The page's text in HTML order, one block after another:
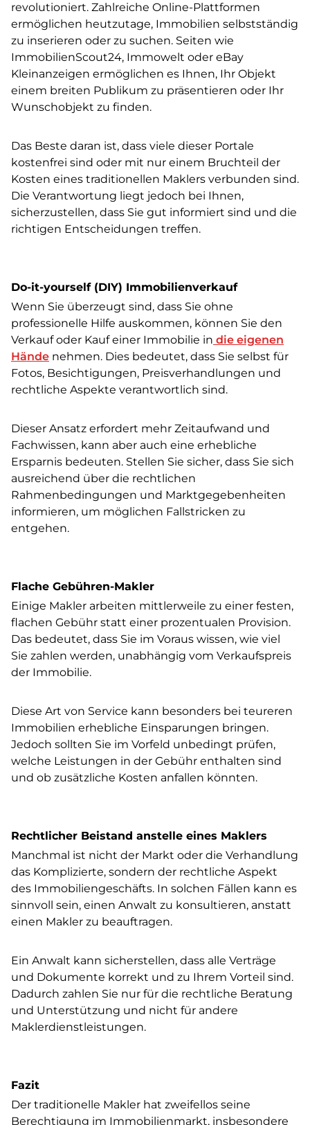
revolutioniert. Zahlreiche Online-Plattformen
ermöglichen heutzutage, Immobilien selbstständig
zu inserieren oder zu suchen. Seiten wie
ImmobilienScout24, Immowelt oder eBay
Kleinanzeigen ermöglichen es Ihnen, Ihr Objekt
einem breiten Publikum zu präsentieren oder Ihr
Wunschobjekt zu finden.
Das Beste daran ist, dass viele dieser Portale
kostenfrei sind oder mit nur einem Bruchteil der
Kosten eines traditionellen Maklers verbunden sind.
Die Verantwortung liegt jedoch bei Ihnen,
sicherzustellen, dass Sie gut informiert sind und die
richtigen Entscheidungen treffen.
Do-it-yourself (DIY) Immobilienverkauf
Wenn Sie überzeugt sind, dass Sie ohne
professionelle Hilfe auskommen, können Sie den
Verkauf oder Kauf einer Immobilie in die eigenen
Hände nehmen. Dies bedeutet, dass Sie selbst für
Fotos, Besichtigungen, Preisverhandlungen und
rechtliche Aspekte verantwortlich sind.
Dieser Ansatz erfordert mehr Zeitaufwand und
Fachwissen, kann aber auch eine erhebliche
Ersparnis bedeuten. Stellen Sie sicher, dass Sie sich
ausreichend über die rechtlichen
Rahmenbedingungen und Marktgegebenheiten
informieren, um möglichen Fallstricken zu
entgehen.
Flache Gebühren-Makler
Einige Makler arbeiten mittlerweile zu einer festen,
flachen Gebühr statt einer prozentualen Provision.
Das bedeutet, dass Sie im Voraus wissen, wie viel
Sie zahlen werden, unabhängig vom Verkaufspreis
der Immobilie.
Diese Art von Service kann besonders bei teureren
Immobilien erhebliche Einsparungen bringen.
Jedoch sollten Sie im Vorfeld unbedingt prüfen,
welche Leistungen in der Gebühr enthalten sind
und ob zusätzliche Kosten anfallen könnten.
Rechtlicher Beistand anstelle eines Maklers
Manchmal ist nicht der Markt oder die Verhandlung
das Komplizierte, sondern der rechtliche Aspekt
des Immobiliengeschäfts. In solchen Fällen kann es
sinnvoll sein, einen Anwalt zu konsultieren, anstatt
einen Makler zu beauftragen.
Ein Anwalt kann sicherstellen, dass alle Verträge
und Dokumente korrekt und zu Ihrem Vorteil sind.
Dadurch zahlen Sie nur für die rechtliche Beratung
und Unterstützung und nicht für andere
Maklerdienstleistungen.
Fazit
Der traditionelle Makler hat zweifellos seine
Berechtigung im Immobilienmarkt, insbesondere